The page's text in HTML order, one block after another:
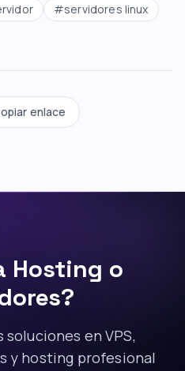
#servidores linux
enlace
Hosting o
en VPS,
y hosting profesional